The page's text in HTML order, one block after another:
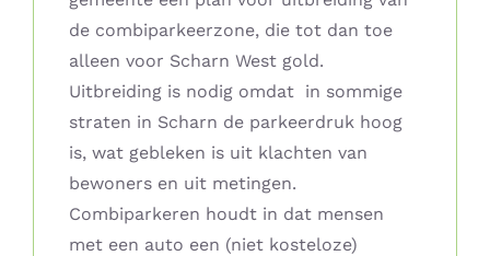
de combiparkeerzone, die tot dan toe
alleen voor Scharn West gold.
Uitbreiding is nodig omdat in sommige
straten in Scharn de parkeerdruk hoog
is, wat gebleken is uit klachten van
bewoners en uit metingen.
Combiparkeren houdt in dat mensen
met een auto een (niet kosteloze)